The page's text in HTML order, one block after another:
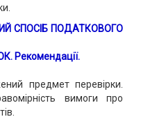
СПОСІБ ПОДАТКОВОГО
Рекомендації.
предмет перевірки.
вимоги про